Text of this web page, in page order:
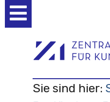
Werkzeuge
Sie sind hier: